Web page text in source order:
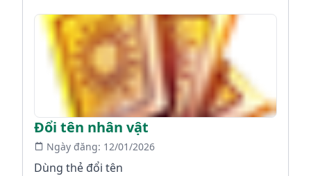
Đổi tên nhân vật
Ngày đăng: 12/01/2026
Dùng thẻ đổi tên